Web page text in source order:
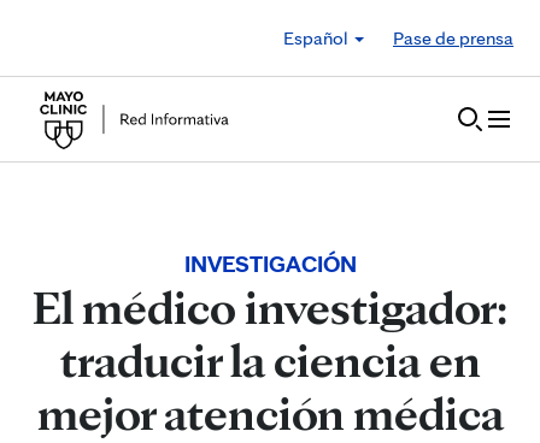
Español
Pase de prensa
INVESTIGACIÓN
El médico investigador:
traducir la ciencia en
mejor atención médica